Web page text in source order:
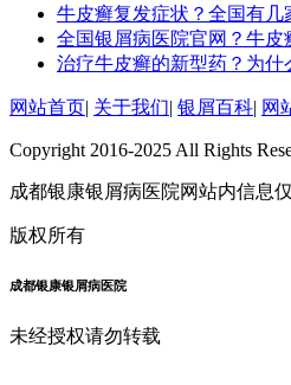
牛皮癣复发症状？全国有几
全国银屑病医院官网？牛皮
治疗牛皮癣的新型药？为什
网站首页| 关于我们| 银屑百科| 网
Copyright 2016-2025 All Rights
成都银康银屑病医院网站内信息
版权所有
成都银康银屑病医院
未经授权请勿转载